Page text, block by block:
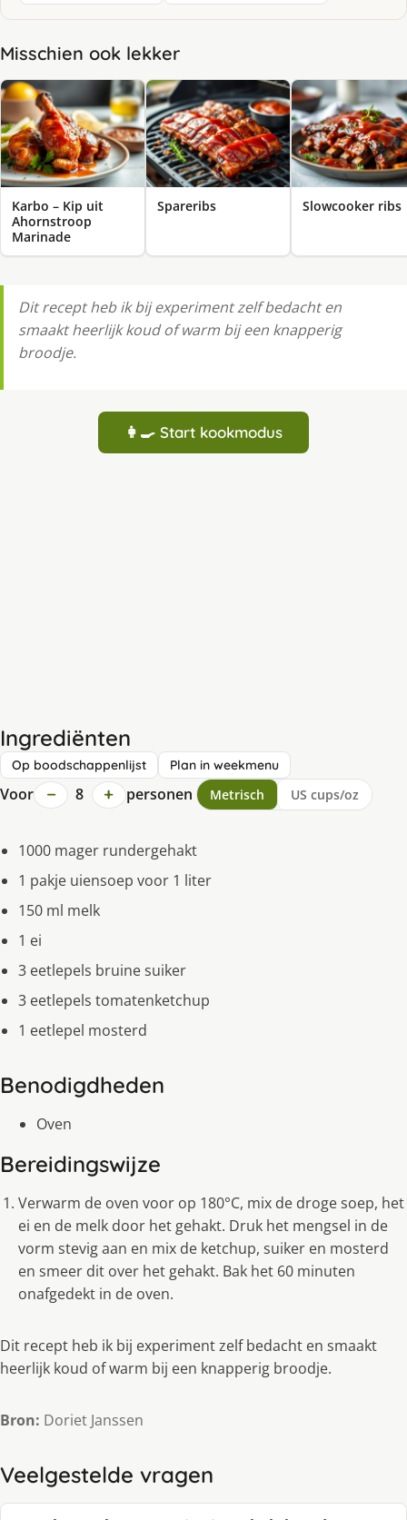
Misschien ook lekker
Karbo – Kip uit
Ahornstroop
Marinade
Spareribs Slowcooker ribs
Dit recept heb ik bij experiment zelf bedacht en
smaakt heerlijk koud of warm bij een knapperig
broodje.
👩‍🍳 Start kookmodus
Ingrediënten
Op boodschappenlijst Plan in weekmenu
Voor − 8 + personen Metrisch US cups/oz
1000 mager rundergehakt
1 pakje uiensoep voor 1 liter
150 ml melk
1 ei
3 eetlepels bruine suiker
3 eetlepels tomatenketchup
1 eetlepel mosterd
Benodigdheden
Oven
Bereidingswijze
Verwarm de oven voor op 180°C, mix de droge soep, het
ei en de melk door het gehakt. Druk het mengsel in de
vorm stevig aan en mix de ketchup, suiker en mosterd
en smeer dit over het gehakt. Bak het 60 minuten
onafgedekt in de oven.
Dit recept heb ik bij experiment zelf bedacht en smaakt
heerlijk koud of warm bij een knapperig broodje.
Bron: Doriet Janssen
Veelgestelde vragen